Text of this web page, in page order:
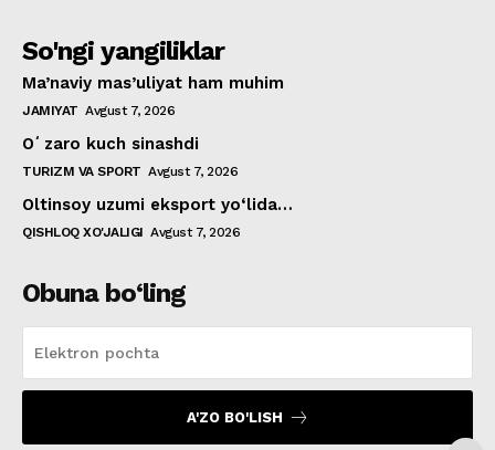
So'ngi yangiliklar
Ma’naviy mas’uliyat ham muhim
JAMIYAT Avgust 7, 2026
Oʻzaro kuch sinashdi
TURIZM VA SPORT Avgust 7, 2026
Oltinsoy uzumi eksport yo‘lida…
QISHLOQ XO'JALIGI Avgust 7, 2026
Obuna bo‘ling
A'ZO BO'LISH